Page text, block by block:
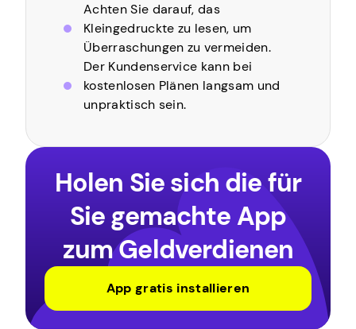
Achten Sie darauf, das
Kleingedruckte zu lesen, um
Überraschungen zu vermeiden.
Der Kundenservice kann bei
kostenlosen Plänen langsam und
unpraktisch sein.
Holen Sie sich die für
Sie gemachte App
zum Geldverdienen
App gratis installieren